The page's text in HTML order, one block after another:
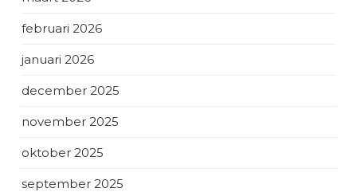
februari 2026
januari 2026
december 2025
november 2025
oktober 2025
september 2025